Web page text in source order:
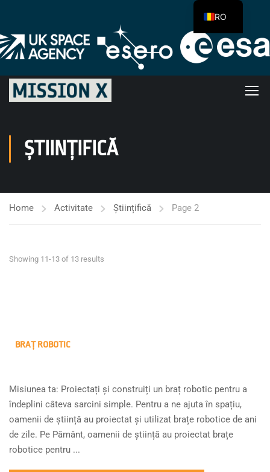
ȘTIINȚIFICĂ
Home Activitate Științifică Page 2
Showing 11-13 of 13 results
BRAȚ ROBOTIC
Misiunea ta: Proiectați și construiți un braț robotic pentru a
îndeplini câteva sarcini simple. Pentru a ne ajuta în spațiu,
oamenii de știință au proiectat și utilizat brațe robotice de ani
de zile. Pe Pământ, oamenii de știință au proiectat brațe
robotice pentru ...
RO